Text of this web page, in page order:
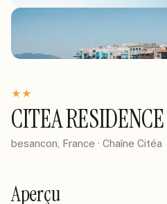
★★
CITEA
besancon, France · Chaîne Citéa
Aperçu